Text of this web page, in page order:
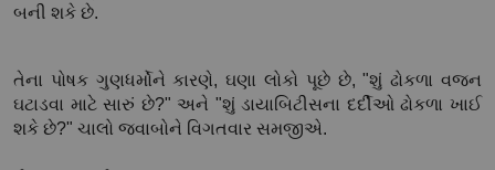
બની શકે છે.
તેના પોષક ગુણધર્મોને કારણે, ઘણા લોકો પૂછે છે, "શું ઢોકળા વજન
ઘટાડવા માટે સારું છે?" અને "શું ડાયાબિટીસના દર્દીઓ ઢોકળા ખાઈ
શકે છે?" ચાલો જવાબોને વિગતવાર સમજીએ.